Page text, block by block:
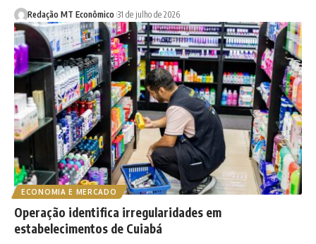
Redação MT Econômico 31 de julho de 2026
ECONOMIA E MERCADO
Operação identifica irregularidades em
estabelecimentos de Cuiabá